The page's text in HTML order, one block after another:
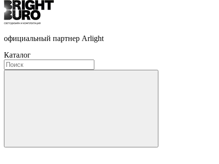
официальный партнер Arlight
Каталог